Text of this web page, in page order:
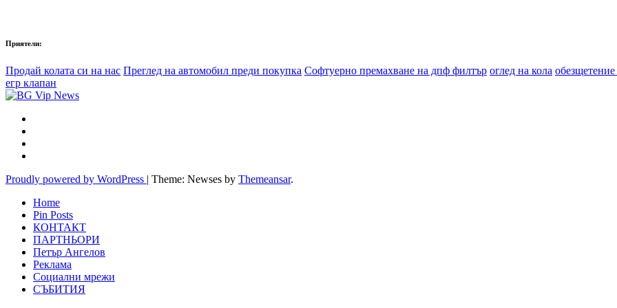
Приятели:
Продай колата си на нас Преглед на автомобил преди покупка Софтуерно премахване на дпф филтър оглед на кола
егр клапан
Proudly powered by WordPress Theme: Newses by Themeansar.
Home
Pin Posts
КОНТАКТ
ПАРТНЬОРИ
Петър Ангелов
Реклама
Социални мрежи
СЪБИТИЯ